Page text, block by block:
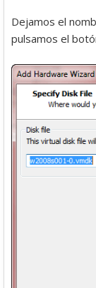
Dejamos el
pulsamos el